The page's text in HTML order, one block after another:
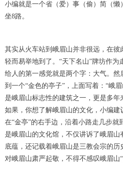
小编就是一个省（爱）事（偷）简（懒
坐8路。
其实从火车站到峨眉山并非很远，在
轻而易举地到了。“天下名山”牌坊作为
给人的第一感觉就是两个字：大气。
到一个“金色的亭子”，上面写着：“峨
是峨眉山标志性的建筑之一，更是多年
如果，你想了解峨眉山的文化，小编建
在“金亭”的右手边，沿着小路走几步就
是峨眉山的文化馆，不仅讲诉了峨眉山
底蕴，还记载着峨眉山是三教会宗的
对峨眉山肃严起敬，不得不感叹峨眉山“